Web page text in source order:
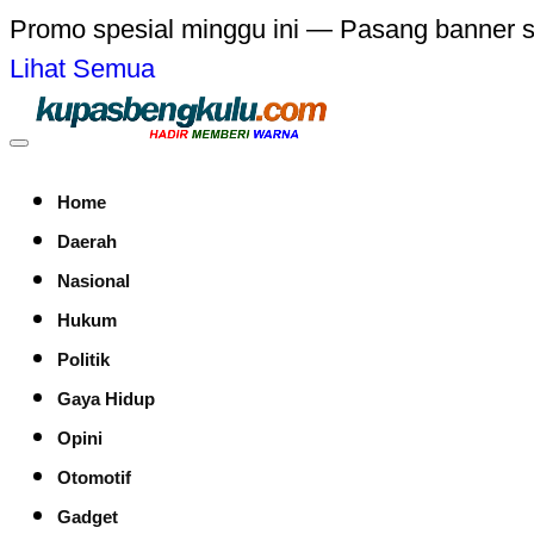
Promo spesial minggu ini — Pasang banner
Lihat Semua
Home
Daerah
Nasional
Hukum
Politik
Gaya Hidup
Opini
Otomotif
Gadget